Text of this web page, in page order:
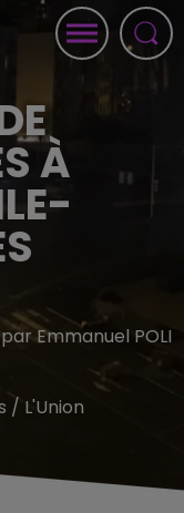
À
Emmanuel POLI
/ L'Union